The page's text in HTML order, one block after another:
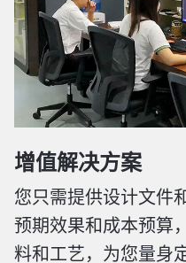
增值解决方案
您只需提供设计文件
预期效果和成本预算
料和工艺，为您量身